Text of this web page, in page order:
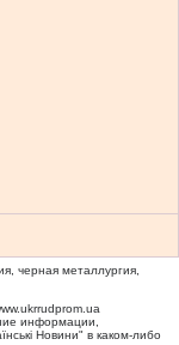
черная металлургия,
информации,
Новини" в каком-либо